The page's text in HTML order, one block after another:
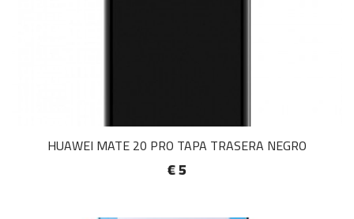
HUAWEI MATE 20 PRO TAPA TRASERA NEGRO
€ 5